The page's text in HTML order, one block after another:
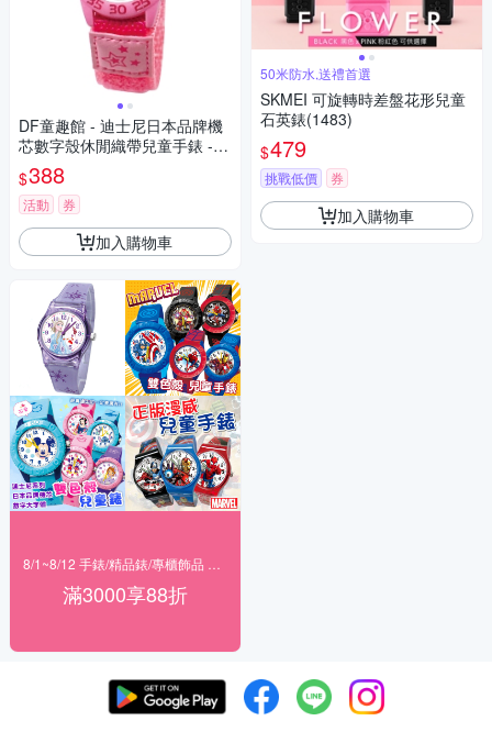
DF童趣館 - 迪士尼日本品牌機
芯數字殼休閒織帶兒童手錶 -
多款可選
$388
活動 券
加入購物車
滿3000享88折
50米防水,送禮首選
SKMEI 可旋轉時差盤花形兒童
石英錶(1483)
$479
挑戰低價 券
加入購物車